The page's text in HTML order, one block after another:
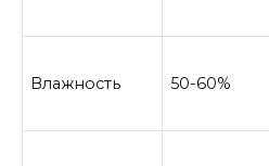
Влажность 50-60%